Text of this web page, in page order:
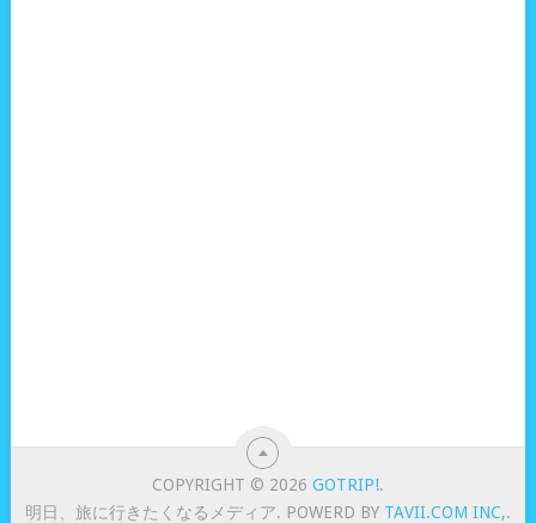
COPYRIGHT © 2026GOTRIP!.
明日、旅に行きたくなるメディア. POWERD BY TAVII.COM INC,.